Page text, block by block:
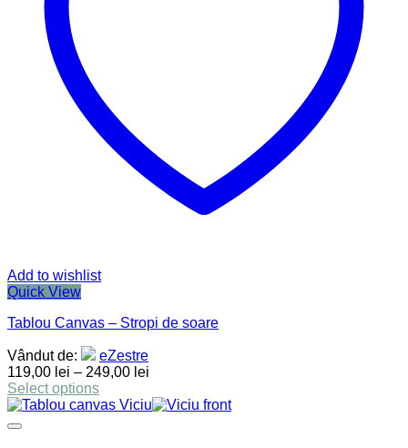
Add to wishlist
Quick View
Tablou Canvas – Stropi de soare
Vândut de:
eZestre
119,00 lei – 249,00 lei
Select options